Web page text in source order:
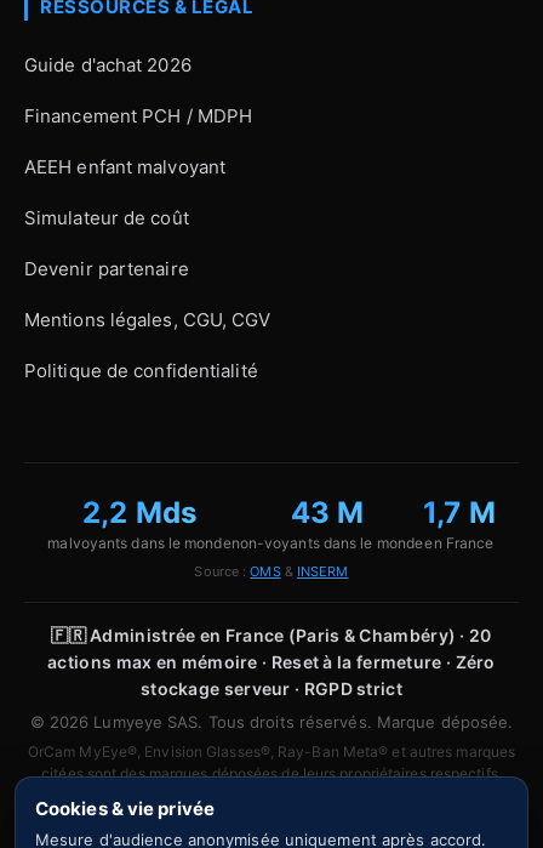
RESSOURCES & LÉGAL
Guide d'achat 2026
Financement PCH / MDPH
AEEH enfant malvoyant
Simulateur de coût
Devenir partenaire
Mentions légales, CGU, CGV
Politique de confidentialité
2,2 Mds
malvoyants dans le monde
43 M
non-voyants dans le monde
1,7 M
en France
Source :OMS& INSERM
🇫🇷Administrée en France (Paris & Chambéry) · 20
actions max en mémoire · Reset à la fermeture · Zéro
stockage serveur · RGPD strict
© 2026 Lumyeye SAS. Tous droits réservés. Marque déposée.
OrCam MyEye®, Envision Glasses®, Ray-Ban Meta® et autres marques
citées sont des marques déposées de leurs propriétaires respectifs.
Cookies & vie privée
Mesure d'audience anonymisée uniquement après accord.